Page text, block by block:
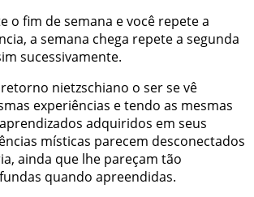
o fim de semana e você repete a
a semana chega repete a segunda
sucessivamente.
nietzschiano o ser se vê
experiências e tendo as mesmas
adquiridos em seus
místicas parecem desconectados
ainda que lhe pareçam tão
quando apreendidas.